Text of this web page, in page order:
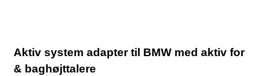
Aktiv system adapter til BMW med aktiv for
& baghøjttalere